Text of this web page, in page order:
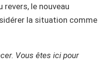
revers, le nouveau
la situation comme
Vous êtes ici pour